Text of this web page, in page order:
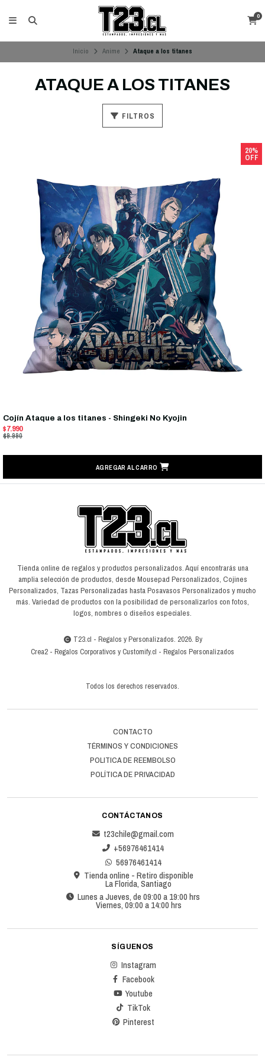
0
Inicio Anime Ataque a los titanes
ATAQUE A LOS TITANES
FILTROS
20%
OFF
Cojín Ataque a los titanes - Shingeki No Kyojin
$7.990
$9.990
AGREGAR AL CARRO
Tienda online de regalos y productos personalizados. Aquí encontrarás una
amplia selección de productos, desde Mousepad Personalizados, Cojines
Personalizados, Tazas Personalizadas hasta Posavasos Personalizados y mucho
más. Variedad de productos con la posibilidad de personalizarlos con fotos,
logos, nombres o diseños especiales.
T23.cl - Regalos y Personalizados. 2026. By
Crea2 - Regalos Corporativos y Customify.cl - Regalos Personalizados
Todos los derechos reservados.
CONTACTO
TÉRMINOS Y CONDICIONES
POLITICA DE REEMBOLSO
POLÍTICA DE PRIVACIDAD
CONTÁCTANOS
t23chile@gmail.com
+56976461414
56976461414
Tienda online - Retiro disponible
La Florida, Santiago
Lunes a Jueves, de 09:00 a 19:00 hrs
Viernes, 09:00 a 14:00 hrs
SÍGUENOS
Instagram
Facebook
Youtube
TikTok
Pinterest